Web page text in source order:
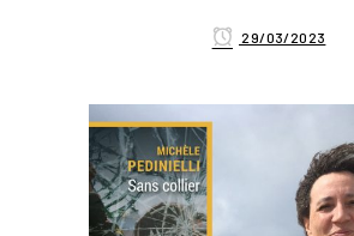
29/03/2023